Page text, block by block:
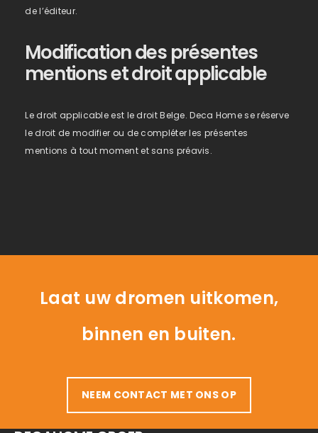
de l’éditeur.
Modification des présentes
mentions et droit applicable
Le droit applicable est le droit Belge. Deca Home se réserve
le droit de modifier ou de compléter les présentes
mentions à tout moment et sans préavis.
Laat uw dromen uitkomen,
binnen en buiten.
NEEM CONTACT MET ONS OP